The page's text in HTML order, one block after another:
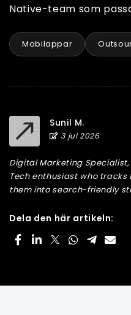
Native-team som
Mobilappar
Sunil M.
3 jul 2026
Digital Marketing Specialist,
Tech enthusiast who
them into search-friendly
Dela den här artikeln: